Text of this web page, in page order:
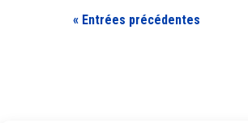
« Entrées précédentes